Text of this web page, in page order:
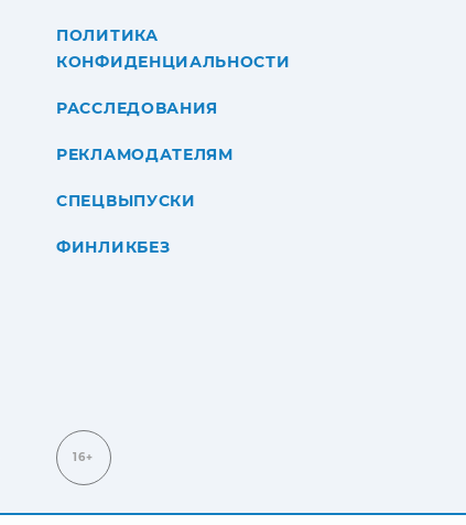
ПОЛИТИКА
КОНФИДЕНЦИАЛЬНОСТИ
РАССЛЕДОВАНИЯ
РЕКЛАМОДАТЕЛЯМ
СПЕЦВЫПУСКИ
ФИНЛИКБЕЗ
16+